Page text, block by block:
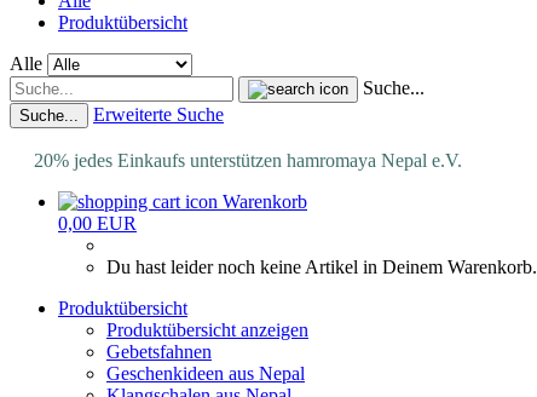
Produktübersicht
Alle
Suche...
Suche... Erweiterte Suche
20% jedes Einkaufs unterstützen hamromaya Nepal e.V.
Warenkorb
0,00 EUR
Du hast leider noch keine Artikel in Deinem Warenkorb.
Produktübersicht
Produktübersicht anzeigen
Gebetsfahnen
Geschenkideen aus Nepal